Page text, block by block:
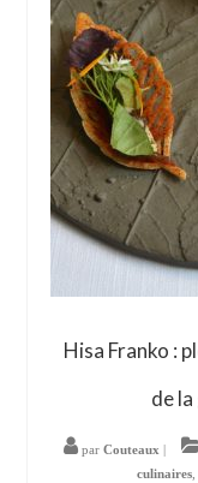
Hisa Franko :
de
par Couteaux
culinaires